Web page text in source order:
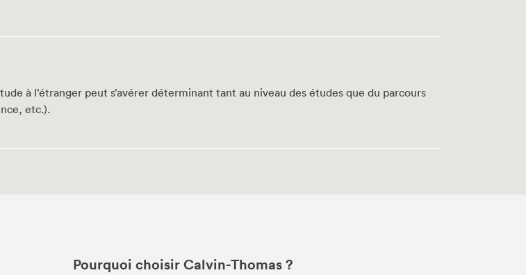
à l’étranger peut s’avérer déterminant tant au niveau des études que du parcours
etc.).
Pourquoi choisir Calvin-Thomas ?